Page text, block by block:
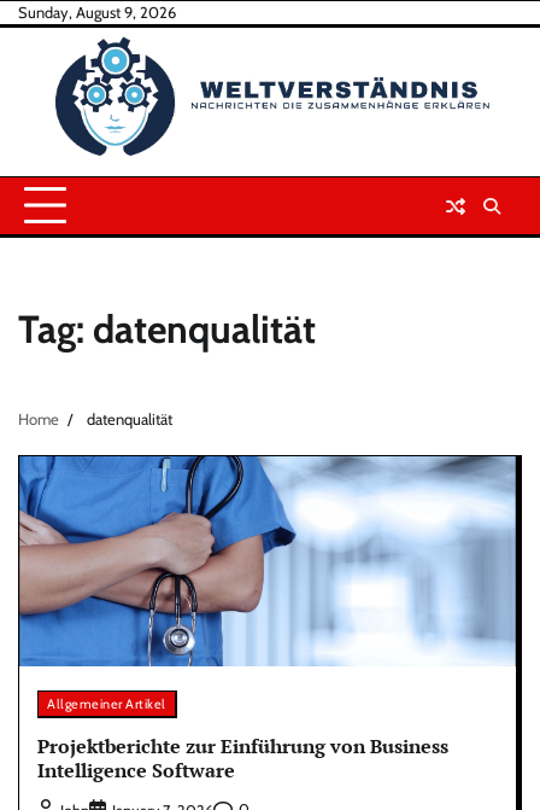
SkipSunday, August 9, 2026
Tag: datenqualität
Home datenqualität
Allgemeiner Artikel
Projektberichte zur Einführung von Business
Intelligence Software